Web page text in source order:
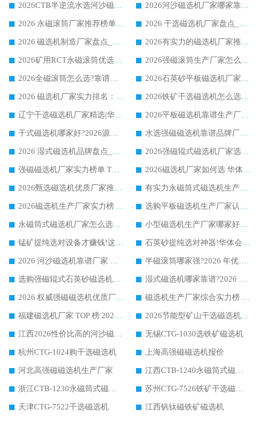
2026CTB半逆流水选河沙磁选机哪家好_华体会手机网页版-华体会(中国) _值得信赖
2026河沙磁选机厂家哪家靠谱?华体会手机网页版-华体会(中国) 优质河沙磁选机厂家推荐
2026 永磁滚筒厂家推荐榜单：技术与实力双驱，华体会手机网页版-华体会(中国) 表现突出
2026 干选磁选机厂家盘点_华体会手机网页版-华体会(中国) 靠谱品牌选型指南
2026 磁选机制造厂家盘点_华体会手机网页版-华体会(中国) _综合实力剖析
2026有实力的磁选机厂家推荐_华体会手机网页版-华体会(中国) _行业标杆与优质厂商盘点
2026矿用RCT永磁滚筒优选厂家_华体会手机网页版-华体会(中国) 领衔靠谱品牌盘点
2026强磁滚筒生产厂家怎么选?行业口碑推荐华体会手机网页版-华体会(中国)
2026全磁滚筒怎么选?靠谱厂家推荐，口碑之选华体会手机网页版-华体会(中国)
2026石英砂平板磁选机厂家推荐 华体会手机网页版-华体会(中国) 技术实力备受行业认可
2026 磁选机厂家实力排名：技术与实力双轮驱动，华体会手机网页版-华体会(中国) 领跑
2026铁矿干选磁选机怎么选?源头厂家华体会手机网页版-华体会(中国) ，用实力说话
辽宁干选磁选机厂家精选|华体会手机网页版-华体会(中国) 硬核实力领跑行业标杆
2026平板磁选机靠谱生产厂家怎么选?行业标杆华体会手机网页版-华体会(中国) ，凭硬实力脱颖而出
干式磁选机哪家好?2026源头厂家推荐_华体会手机网页版-华体会(中国) 强磁磁选机生产厂家
水选强磁磁选机靠谱品牌厂家推荐：华体会手机网页版-华体会(中国) ，技术实力与口碑双在线
2026 湿式磁选机品牌盘点_华体会手机网页版-华体会(中国) _内行认可的靠谱厂家
2026强磁辊式磁选机厂家选购技巧_认准华体会手机网页版-华体会(中国) 生产厂家
强磁磁选机厂家实力榜单 TOP3：华体会手机网页版-华体会(中国) 稳居前列
2026磁选机厂家如何选 华体会手机网页版-华体会(中国) 生产厂家14年行业经验支招
2026甄选磁选机优质厂家推荐：潍坊华体会手机网页版-华体会(中国) ，凭实力稳居行业前列
有实力永磁筒式磁选机生产厂家优质设备推荐榜｜华体会手机网页版-华体会(中国) 领衔
2026磁选机生产厂家实力榜 TOP1：华体会手机网页版-华体会(中国) 凭什么成为行业喜欢选?
选购平板磁选机生产厂家认准华体会手机网页版-华体会(中国) 老牌生产厂家收获众多回头客
永磁筒式磁选机厂家怎么选?14 年老厂华体会手机网页版-华体会(中国) 凭实力出圈，这 5 大优势太圈粉
小型磁选机生产厂家哪家好?2026 年实测推荐，华体会手机网页版-华体会(中国) 十年口碑厂值得闭眼入
锰矿提纯选对设备才赚钱!这家临朐厂家的强磁辊磁选机凭啥成行业标杆?
石英砂提纯选对神器!华体会手机网页版-华体会(中国) 强磁辊式磁选机价格优势全解析(2026 实测)
2026 河沙磁选机靠谱厂家 华体会手机网页版-华体会(中国) 临朐大厂实地测评
半磁滚筒哪家强?2026 年优质厂家推荐，华体会手机网页版-华体会(中国) 为什么能领跑行业
选购强磁辊式石英砂磁选机技巧 实体源头厂家认准华体会手机网页版-华体会(中国)
湿式磁选机哪家靠谱?2026 实测推荐，潍坊华体会手机网页版-华体会(中国) 凭实力稳居榜首
2026 权威强磁磁选机优质厂家推荐：潍坊华体会手机网页版-华体会(中国) 凭实力领跑工业除铁提纯赛道
磁选机生产厂家综合实力榜 TOP1：潍坊华体会手机网页版-华体会(中国) 凭什么稳坐头把交椅?
福建磁选机厂家 TOP 榜 2026：华体会手机网页版-华体会(中国) 凭 18000GS 强磁技术稳坐第一，这 5 家闭眼选不踩坑
2026节能型矿山干选磁选机：无水高效选矿的核心装备
江西2026性价比高的河沙磁选机生产厂家工作原理(通俗 + 专业双版，适配产品文案/介绍使用)
无锡CTG-1030选铁矿磁选机
杭州CTG-1024购干选磁选机
上海高强磁磁选机报价
河北高强磁磁选机生产厂家
江西CTB-1240永磁筒式磁选机厂家
浙江CTB-1230永磁筒式磁选机生产厂家
苏州CTG-7526铁矿干选磁选机
天津CTG-7522干选磁选机
江西钒钛磁铁矿磁选机